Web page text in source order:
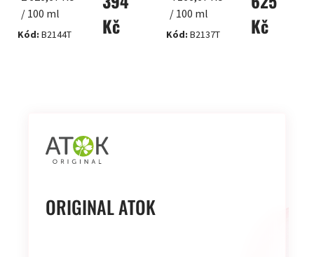
Kč
cena:
/ 100 ml
Kód: B2144T
Kč
cena:
/ 100 ml
Kód: B2137T
ORIGINAL ATOK